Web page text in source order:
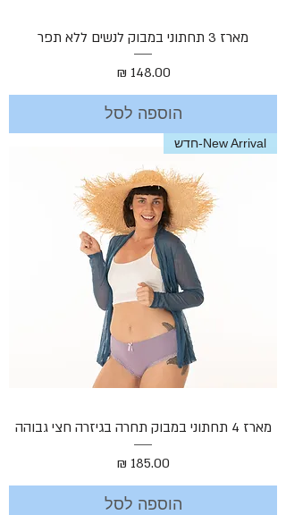
מארז 3 תחתוני במבוק לנשים ללא תפר
מחיר
הוספה לסל
New Arrival-חדש
מארז 4 תחתוני במבוק תחרה בגיזרה חצי גבוהה
מחיר
הוספה לסל